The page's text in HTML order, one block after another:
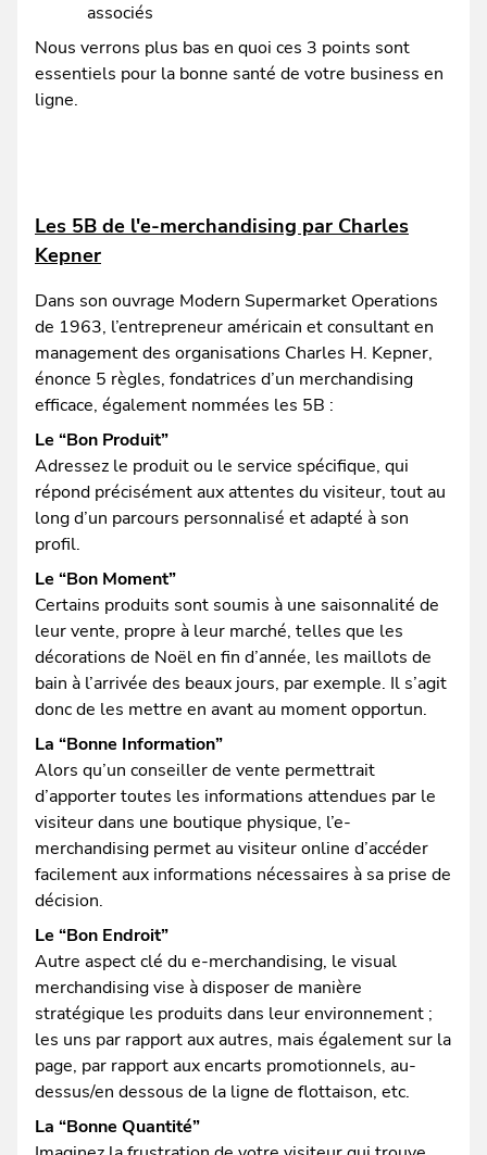
associés
Nous verrons plus bas en quoi ces 3 points sont
essentiels pour la bonne santé de votre business en
ligne.
Les 5B de l'e-merchandising par Charles
Kepner
Dans son ouvrage Modern Supermarket Operations
de 1963, l’entrepreneur américain et consultant en
management des organisations Charles H. Kepner,
énonce 5 règles, fondatrices d’un merchandising
efficace, également nommées les 5B :
Le “Bon Produit”
Adressez le produit ou le service spécifique, qui
répond précisément aux attentes du visiteur, tout au
long d’un parcours personnalisé et adapté à son
profil.
Le “Bon Moment”
Certains produits sont soumis à une saisonnalité de
leur vente, propre à leur marché, telles que les
décorations de Noël en fin d’année, les maillots de
bain à l’arrivée des beaux jours, par exemple. Il s’agit
donc de les mettre en avant au moment opportun.
La “Bonne Information”
Alors qu’un conseiller de vente permettrait
d’apporter toutes les informations attendues par le
visiteur dans une boutique physique, l’e-
merchandising permet au visiteur online d’accéder
facilement aux informations nécessaires à sa prise de
décision.
Le “Bon Endroit”
Autre aspect clé du e-merchandising, le visual
merchandising vise à disposer de manière
stratégique les produits dans leur environnement ;
les uns par rapport aux autres, mais également sur la
page, par rapport aux encarts promotionnels, au-
dessus/en dessous de la ligne de flottaison, etc.
La “Bonne Quantité”